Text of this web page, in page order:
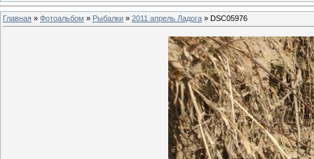
Главная » Фотоальбом » Рыбалки » 2011 апрель Ладога » DSC05976